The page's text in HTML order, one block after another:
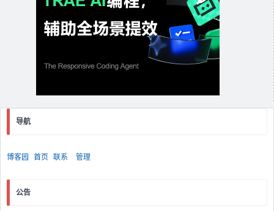
导航
博客园 首页 联系 管理
公告